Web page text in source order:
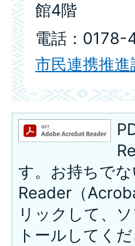
館4階
電話：
市民連携推
す。お持ちで
Reader（
リックして、
トールしてくだ